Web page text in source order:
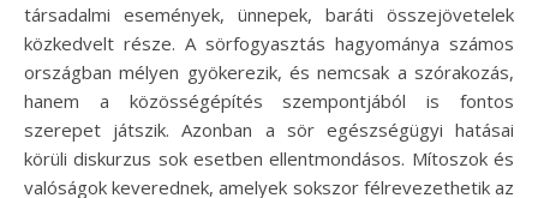
társadalmi események, ünnepek, baráti összejövetelek
közkedvelt része. A sörfogyasztás hagyománya számos
országban mélyen gyökerezik, és nemcsak a szórakozás,
hanem a közösségépítés szempontjából is fontos
szerepet játszik. Azonban a sör egészségügyi hatásai
körüli diskurzus sok esetben ellentmondásos. Mítoszok és
valóságok keverednek, amelyek sokszor félrevezethetik az